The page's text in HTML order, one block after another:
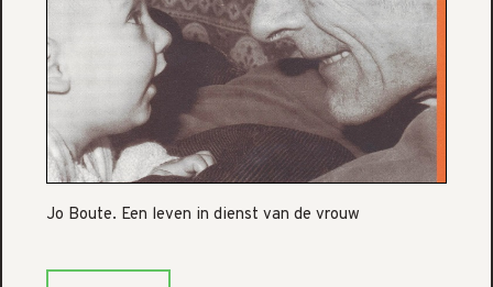
Jo Boute. Een leven in dienst van de vrouw